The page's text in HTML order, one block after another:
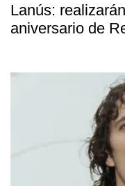
Lanús:
aniversario de